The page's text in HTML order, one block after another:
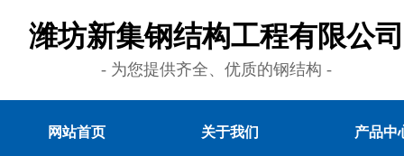
潍坊新集钢结构工程有限公司
- 为您提供齐全、优质的钢结构 -
网站首页 关于我们 产品中